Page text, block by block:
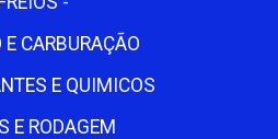
E CARBURAÇÃO
E QUIMICOS
E RODAGEM